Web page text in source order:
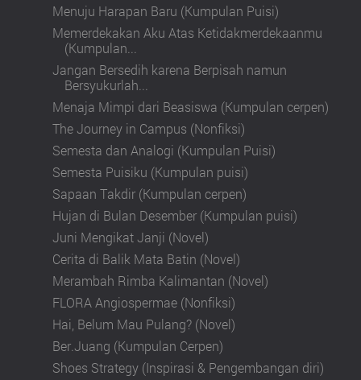
Menuju Harapan Baru (Kumpulan Puisi)
Memerdekakan Aku Atas Ketidakmerdekaanmu
(Kumpulan...
Jangan Bersedih karena Berpisah namun
Bersyukurlah...
Menaja Mimpi dari Beasiswa (Kumpulan cerpen)
The Journey in Campus (Nonfiksi)
Semesta dan Analogi (Kumpulan Puisi)
Semesta Puisiku (Kumpulan puisi)
Sapaan Takdir (Kumpulan cerpen)
Hujan di Bulan Desember (Kumpulan puisi)
Juni Mengikat Janji (Novel)
Cerita di Balik Mata Batin (Novel)
Merambah Rimba Kalimantan (Novel)
FLORA Angiospermae (Nonfiksi)
Hai, Belum Mau Pulang? (Novel)
Ber.Juang (Kumpulan Cerpen)
Shoes Strategy (Inspirasi & Pengembangan diri)